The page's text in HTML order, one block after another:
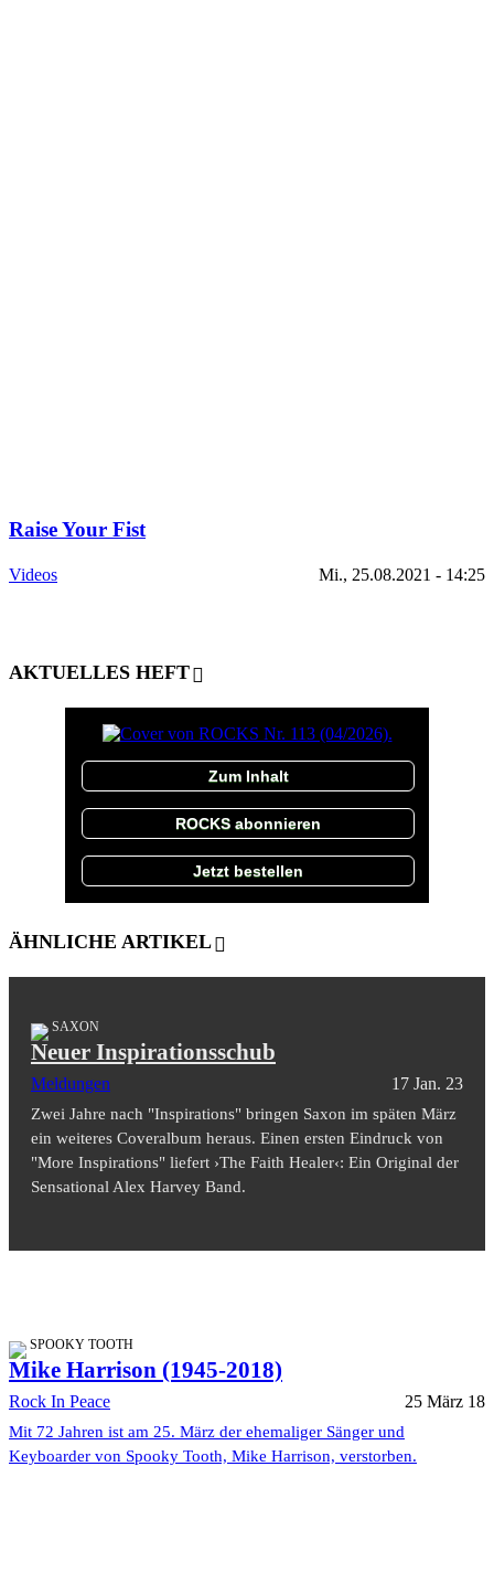
Raise Your Fist
Videos Mi., 25.08.2021 - 14:25
AKTUELLES HEFT
Zum Inhalt
ROCKS abonnieren
Jetzt bestellen
ÄHNLICHE ARTIKEL
SAXON
Neuer Inspirationsschub
Meldungen 17 Jan. 23
Zwei Jahre nach "Inspirations" bringen Saxon im späten März
ein weiteres Coveralbum heraus. Einen ersten Eindruck von
"More Inspirations" liefert ›The Faith Healer‹: Ein Original der
Sensational Alex Harvey Band.
SPOOKY TOOTH
Mike Harrison (1945-2018)
Rock In Peace 25 März 18
Mit 72 Jahren ist am 25. März der ehemaliger Sänger und
Keyboarder von Spooky Tooth, Mike Harrison, verstorben.